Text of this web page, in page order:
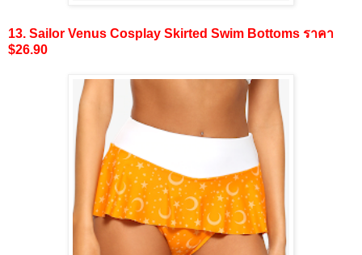
13. Sailor Venus Cosplay Skirted Swim Bottoms ราคา
$26.90